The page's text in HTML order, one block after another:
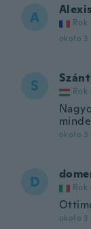
A Rok
około
S Rok
około
D Rok
około